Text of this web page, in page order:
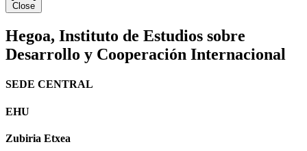
Close
Hegoa, Instituto de Estudios sobre
Desarrollo y Cooperación Internacional
SEDE CENTRAL
EHU
Zubiria Etxea